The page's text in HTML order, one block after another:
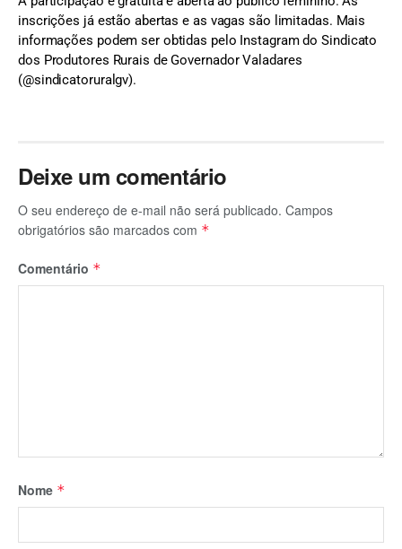
inscrições já estão abertas e as vagas são limitadas. Mais
informações podem ser obtidas pelo Instagram do Sindicato
dos Produtores Rurais de Governador Valadares
(@sindicatoruralgv).
Deixe um comentário
O seu endereço de e-mail não será publicado. Campos
obrigatórios são marcados com *
Comentário *
Nome *